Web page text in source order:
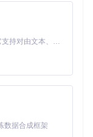
，只需在搜索栏
内容后点击下载
，非常方便。
调整
自己的设备性能
数。如果你有高
MiniMax H3 是一个通用的全模态生成系统。它支持对由文本、图像、视频和音频组成的多模态上下文进行统一理解，并能生成分辨率高达 2K、时长可达 15 秒的带原生立体声音频的视频。得益于面向任务泛化的系统设计，H3 在预训练阶段就已具备广泛的多模态上下文理解与生成能力，能够出色地执行复杂的多模态指令。
数据合成框架